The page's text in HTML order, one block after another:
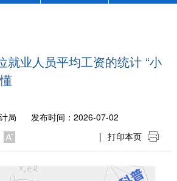
就业人员平均工资的统计 “小
局
发布时间：2026-07-02
打印本页
|